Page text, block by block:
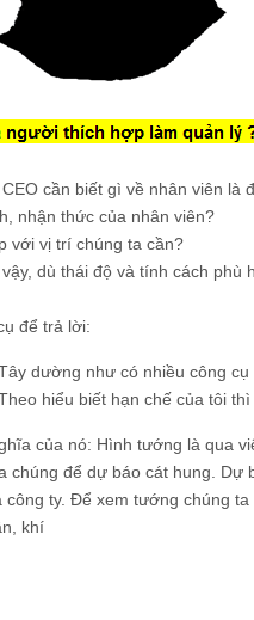
cần biết gì về nhân viên là
nhận thức của nhân viên?
với vị trí chúng ta cần?
dù thái độ và tính cách phù
để trả lời:
dường như có nhiều công
hiểu biết hạn chế của tôi
của nó: Hình tướng là qua
chúng để dự báo cát hung. Dự
công ty. Để xem tướng chúng
khí